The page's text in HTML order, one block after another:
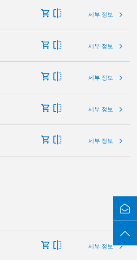
세부 정보
세부 정보
세부 정보
세부 정보
세부 정보
세부 정보